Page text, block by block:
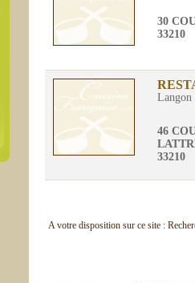
30
33210
Langon
46
33210
A votre disposition sur ce site :